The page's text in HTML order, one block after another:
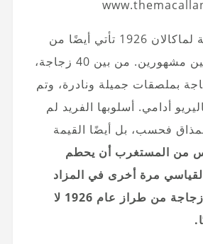
المكانة الحقيقية لماكالان 1926 تأتي أيضًا من
التعاون مع فنانين مشهورين. من بين 40 زجاجة،
14 زجاجة بملصقات جميلة ونادرة، وتم
أدامي. أسلوبها الفريد لم
فحسب، بل أيضًا القيمة
من المستغرب أن يحطم
مرة أخرى في المزاد
العلني وأن كل زجاجة من طراز عام 1926 لا